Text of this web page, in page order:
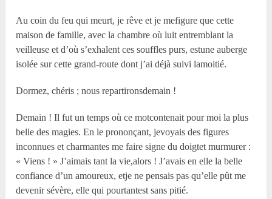
Au coin du feu qui meurt, je rêve et je mefigure que cette
maison de famille, avec la chambre où luit entremblant la
veilleuse et d’où s’exhalent ces souffles purs, estune auberge
isolée sur cette grand-route dont j’ai déjà suivi lamoitié.
Dormez, chéris ; nous repartironsdemain !
Demain ! Il fut un temps où ce motcontenait pour moi la plus
belle des magies. En le prononçant, jevoyais des figures
inconnues et charmantes me faire signe du doigtet murmurer :
« Viens ! » J’aimais tant la vie,alors ! J’avais en elle la belle
confiance d’un amoureux, etje ne pensais pas qu’elle pût me
devenir sévère, elle qui pourtantest sans pitié.